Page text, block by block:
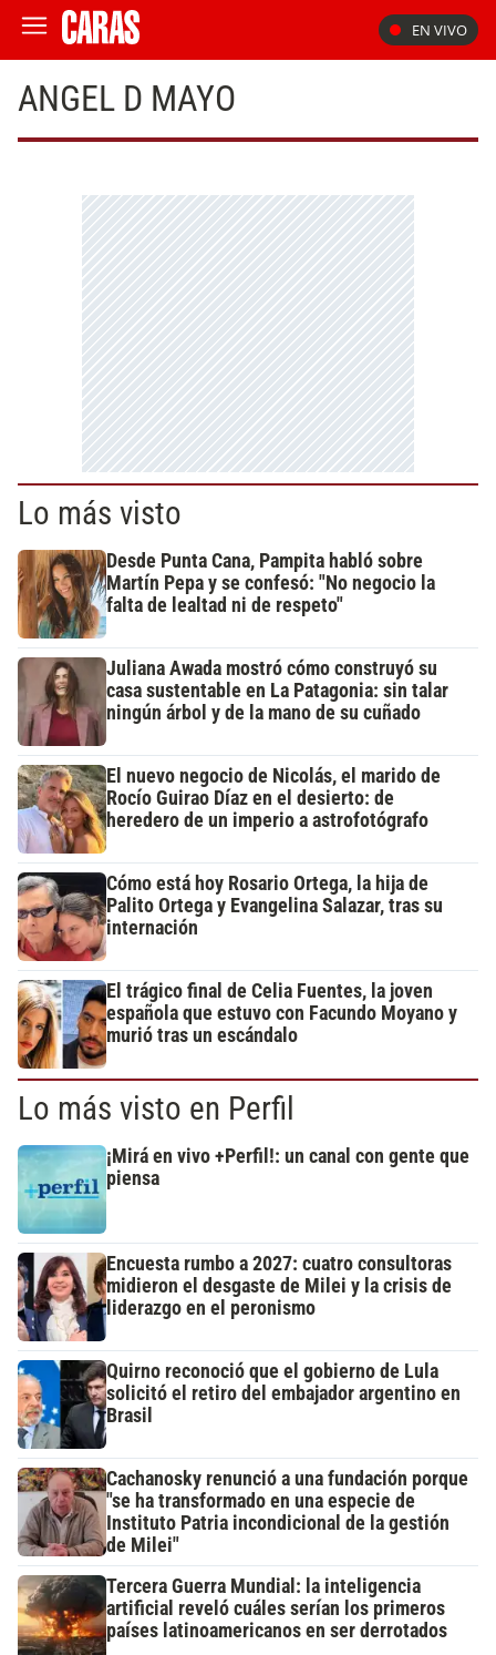
EN VIVO
ANGEL D MAYO
Lo más visto
Desde Punta Cana, Pampita habló sobre
Martín Pepa y se confesó: "No negocio la
falta de lealtad ni de respeto"
Juliana Awada mostró cómo construyó su
casa sustentable en La Patagonia: sin talar
ningún árbol y de la mano de su cuñado
El nuevo negocio de Nicolás, el marido de
Rocío Guirao Díaz en el desierto: de
heredero de un imperio a astrofotógrafo
Cómo está hoy Rosario Ortega, la hija de
Palito Ortega y Evangelina Salazar, tras su
internación
El trágico final de Celia Fuentes, la joven
española que estuvo con Facundo Moyano y
murió tras un escándalo
Lo más visto en Perfil
¡Mirá en vivo +Perfil!: un canal con gente que
piensa
Encuesta rumbo a 2027: cuatro consultoras
midieron el desgaste de Milei y la crisis de
liderazgo en el peronismo
Quirno reconoció que el gobierno de Lula
solicitó el retiro del embajador argentino en
Brasil
Cachanosky renunció a una fundación porque
"se ha transformado en una especie de
Instituto Patria incondicional de la gestión
de Milei"
Tercera Guerra Mundial: la inteligencia
artificial reveló cuáles serían los primeros
países latinoamericanos en ser derrotados